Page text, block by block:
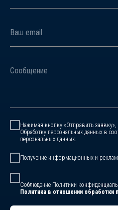
Ваш email
Сообщение
Нажимая кнопку «Отправить
Обработку персональных данных в
персональных данных.
Получение информационных и
Соблюдение Политики
Политика в отношении обработки